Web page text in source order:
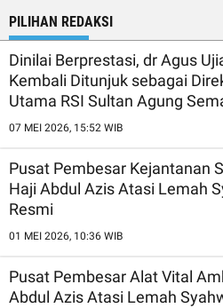
PILIHAN REDAKSI
Dinilai Berprestasi, dr Agus
Kembali Ditunjuk sebagai
Utama RSI Sultan Agung
07 MEI 2026, 15:52 WIB
Pusat Pembesar Kejantanan
Haji Abdul Azis Atasi Lemah
Resmi
01 MEI 2026, 10:36 WIB
Pusat Pembesar Alat Vital
Abdul Azis Atasi Lemah